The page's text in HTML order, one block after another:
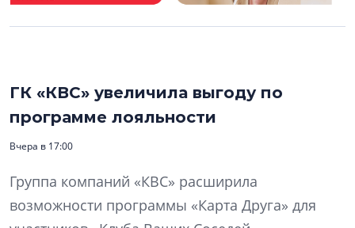
ГК «КВС» увеличила выгоду по
программе лояльности
Вчера в 17:00
Группа компаний «КВС» расширила
возможности программы «Карта Друга» для